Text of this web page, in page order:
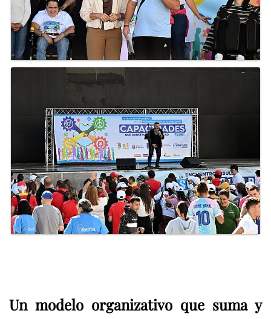
Un modelo organizativo que suma y